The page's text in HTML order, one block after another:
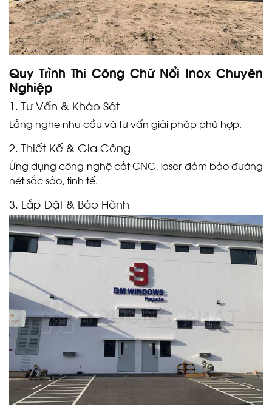
Quy Trình Thi Công Chữ Nổi Inox Chuyên
Nghiệp
1. Tư Vấn & Khảo Sát
Lắng nghe nhu cầu và tư vấn giải pháp phù hợp.
2. Thiết Kế & Gia Công
Ứng dụng công nghệ cắt CNC, laser đảm bảo đường
nét sắc sảo, tinh tế.
3. Lắp Đặt & Bảo Hành